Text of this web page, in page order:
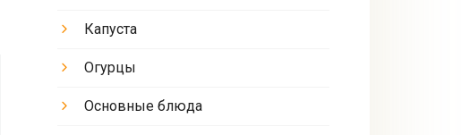
Капуста
Огурцы
Основные блюда